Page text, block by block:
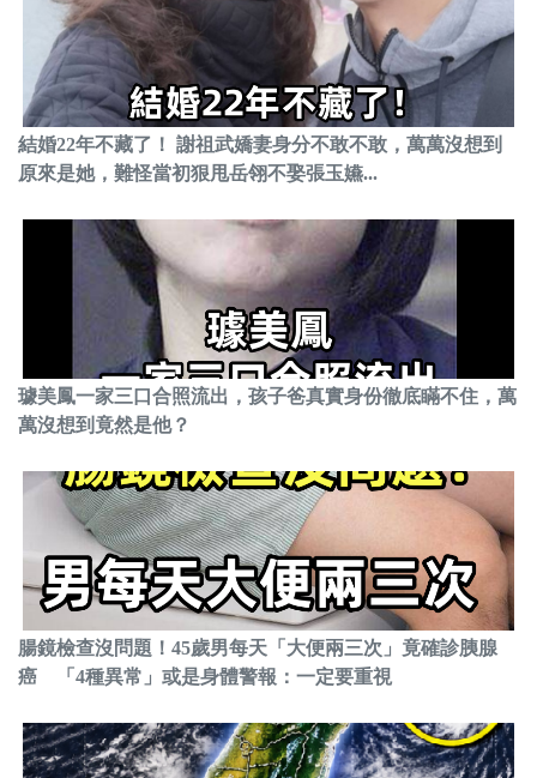
結婚22年不藏了！ 謝祖武嬌妻身分不敢不敢，萬萬沒想到
原來是她，難怪當初狠甩岳翎不娶張玉嬿...
璩美鳳一家三口合照流出，孩子爸真實身份徹底瞞不住，萬
萬沒想到竟然是他？
腸鏡檢查沒問題！45歲男每天「大便兩三次」竟確診胰腺
癌 「4種異常」或是身體警報：一定要重視